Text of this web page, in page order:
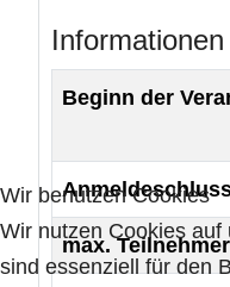
Beginn der
max. Teilnehmer
Wir benutzen Cookies
Wir nutzen Cookies
sind essenziell für den